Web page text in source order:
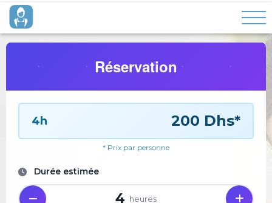
Réservation
4h 200 Dhs*
* Prix par personne
Durée estimée
4 heures